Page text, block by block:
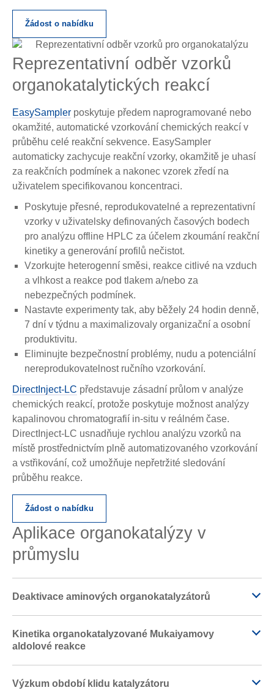
Žádost o nabídku
Reprezentativní odběr vzorků
organokatalytických reakcí
EasySampler poskytuje předem naprogramované nebo
okamžité, automatické vzorkování chemických reakcí v
průběhu celé reakční sekvence. EasySampler
automaticky zachycuje reakční vzorky, okamžitě je uhasí
za reakčních podmínek a nakonec vzorek zředí na
uživatelem specifikovanou koncentraci.
Poskytuje přesné, reprodukovatelné a reprezentativní
vzorky v uživatelsky definovaných časových bodech
pro analýzu offline HPLC za účelem zkoumání reakční
kinetiky a generování profilů nečistot.
Vzorkujte heterogenní směsi, reakce citlivé na vzduch
a vlhkost a reakce pod tlakem a/nebo za
nebezpečných podmínek.
Nastavte experimenty tak, aby běžely 24 hodin denně,
7 dní v týdnu a maximalizovaly organizační a osobní
produktivitu.
Eliminujte bezpečnostní problémy, nudu a potenciální
nereprodukovatelnost ručního vzorkování.
DirectInject-LC představuje zásadní průlom v analýze
chemických reakcí, protože poskytuje možnost analýzy
kapalinovou chromatografií in-situ v reálném čase.
DirectInject-LC usnadňuje rychlou analýzu vzorků na
místě prostřednictvím plně automatizovaného vzorkování
a vstřikování, což umožňuje nepřetržité sledování
průběhu reakce.
Žádost o nabídku
Aplikace organokatalýzy v
průmyslu
Deaktivace aminových organokatalyzátorů
Kinetika organokatalyzované Mukaiyamovy
aldolové reakce
Výzkum období klidu katalyzátoru